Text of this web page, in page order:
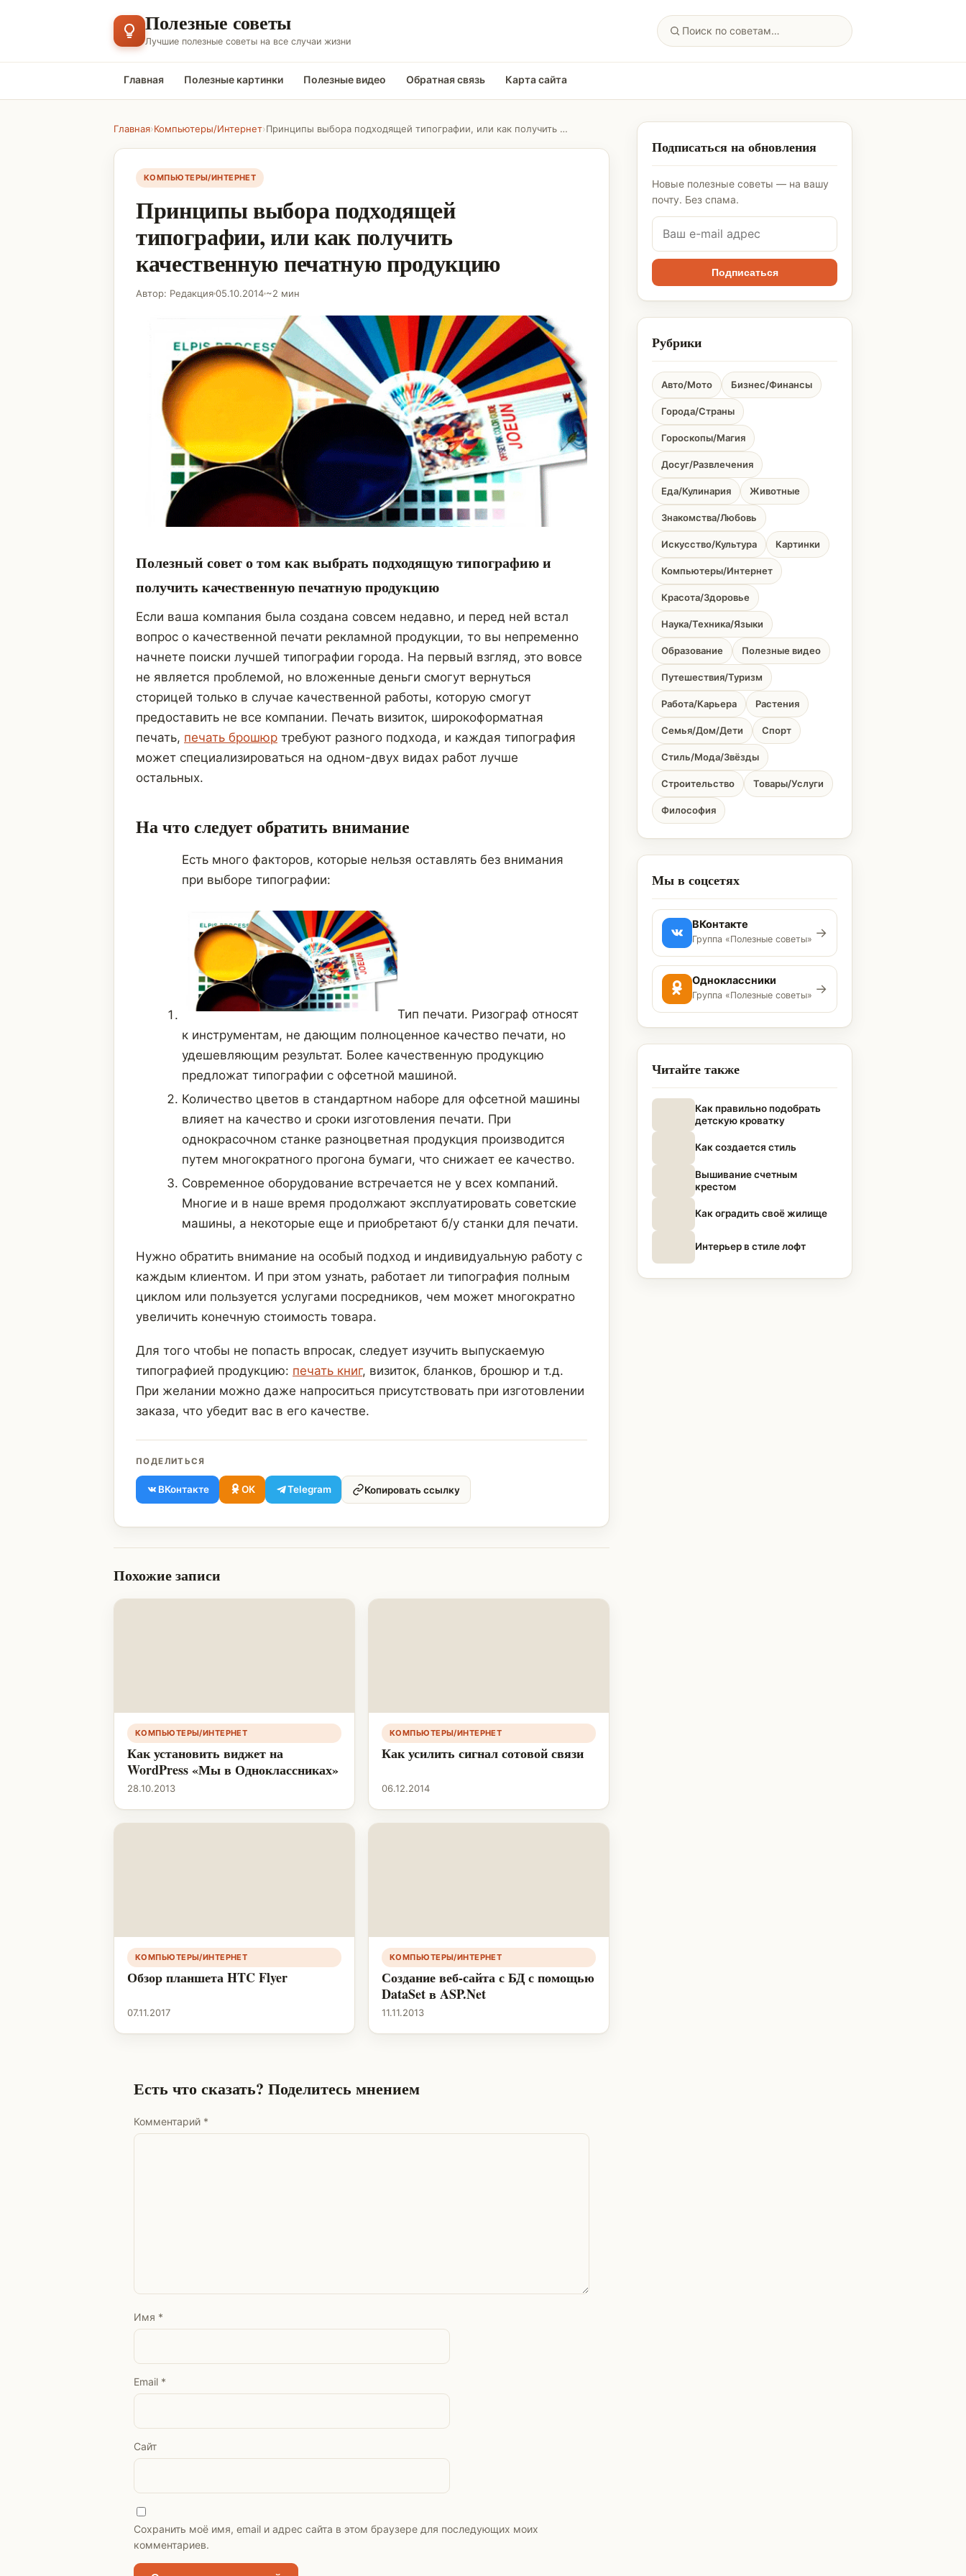
Полезные советы
Лучшие полезные советы на все случаи жизни
Главная Полезные картинки Полезные видео Обратная связь Карта сайта
Главная›Компьютеры/Интернет› Принципы выбора подходящей типографии, или как получить качественную печатную продукцию
КОМПЬЮТЕРЫ/ИНТЕРНЕТ
Принципы выбора подходящей
типографии, или как получить
качественную печатную продукцию
Автор: Редакция05.10.2014 ~2 мин
Полезный совет о том как выбрать подходящую типографию и
получить качественную печатную продукцию
Если ваша компания была создана совсем недавно, и перед ней встал
вопрос о качественной печати рекламной продукции, то вы непременно
начнете поиски лучшей типографии города. На первый взгляд, это вовсе
не является проблемой, но вложенные деньги смогут вернуться
сторицей только в случае качественной работы, которую смогут
предоставить не все компании. Печать визиток, широкоформатная
печать, печать брошюр требуют разного подхода, и каждая типография
может специализироваться на одном-двух видах работ лучше
остальных.
На что следует обратить внимание
Есть много факторов, которые нельзя оставлять без внимания
при выборе типографии:
Тип печати. Ризограф относят
к инструментам, не дающим полноценное качество печати, но
удешевляющим результат. Более качественную продукцию
предложат типографии с офсетной машиной.
Количество цветов в стандартном наборе для офсетной машины
влияет на качество и сроки изготовления печати. При
однокрасочном станке разноцветная продукция производится
путем многократного прогона бумаги, что снижает ее качество.
Современное оборудование встречается не у всех компаний.
Многие и в наше время продолжают эксплуатировать советские
машины, а некоторые еще и приобретают б/у станки для печати.
Нужно обратить внимание на особый подход и индивидуальную работу с
каждым клиентом. И при этом узнать, работает ли типография полным
циклом или пользуется услугами посредников, чем может многократно
увеличить конечную стоимость товара.
Для того чтобы не попасть впросак, следует изучить выпускаемую
типографией продукцию: печать книг, визиток, бланков, брошюр и т.д.
При желании можно даже напроситься присутствовать при изготовлении
заказа, что убедит вас в его качестве.
ПОДЕЛИТЬСЯ
ВКонтакте ОК Telegram Копировать ссылку
Похожие записи
КОМПЬЮТЕРЫ/ИНТЕРНЕТ
Как установить виджет на
WordPress «Мы в Одноклассниках»
28.10.2013
КОМПЬЮТЕРЫ/ИНТЕРНЕТ
Как усилить сигнал сотовой связи
06.12.2014
КОМПЬЮТЕРЫ/ИНТЕРНЕТ
Обзор планшета HTC Flyer
07.11.2017
КОМПЬЮТЕРЫ/ИНТЕРНЕТ
Создание веб-сайта с БД с помощью
DataSet в ASP.Net
11.11.2013
Есть что сказать? Поделитесь мнением
Комментарий *
Имя *
Email *
Сайт
Сохранить моё имя, email и адрес сайта в этом браузере для последующих моих
комментариев.
Подписаться на обновления
Новые полезные советы — на вашу
почту. Без спама.
Подписаться
Рубрики
Авто/Мото Бизнес/Финансы
Города/Страны
Гороскопы/Магия
Досуг/Развлечения
Еда/Кулинария Животные
Знакомства/Любовь
Искусство/Культура Картинки
Компьютеры/Интернет
Красота/Здоровье
Наука/Техника/Языки
Образование Полезные видео
Путешествия/Туризм
Работа/Карьера Растения
Семья/Дом/Дети Спорт
Стиль/Мода/Звёзды
Строительство Товары/Услуги
Философия
Мы в соцсетях
ВКонтакте
Группа «Полезные советы» →
Одноклассники
Группа «Полезные советы» →
Читайте также
Как правильно подобрать
детскую кроватку
Как создается стиль
Вышивание счетным
крестом
Как оградить своё жилище
Интерьер в стиле лофт